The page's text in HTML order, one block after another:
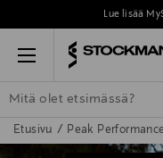
Lue lisää
Menu
ETSI KAIKKI NAISET
Etusivu Peak Performance